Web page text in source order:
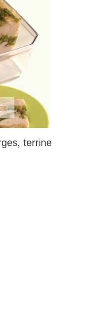
terrine